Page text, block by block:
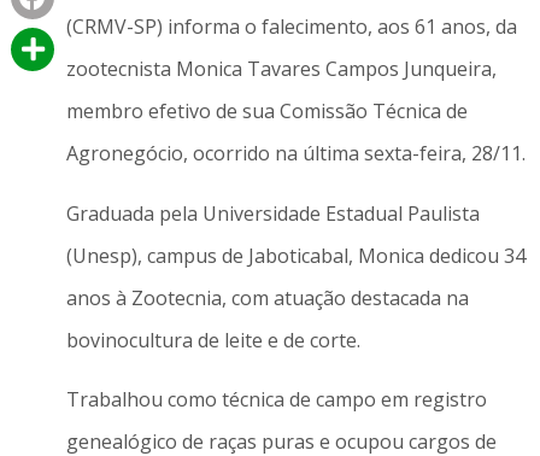
(CRMV-SP) informa o falecimento, aos 61 anos, da
zootecnista Monica Tavares Campos Junqueira,
membro efetivo de sua Comissão Técnica de
Agronegócio, ocorrido na última sexta-feira, 28/11.
Graduada pela Universidade Estadual Paulista
(Unesp), campus de Jaboticabal, Monica dedicou 34
anos à Zootecnia, com atuação destacada na
bovinocultura de leite e de corte.
Trabalhou como técnica de campo em registro
genealógico de raças puras e ocupou cargos de